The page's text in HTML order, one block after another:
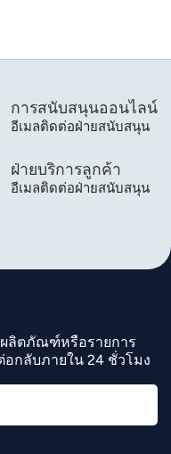
การสนับสนุนออนไลน์
อีเมลติดต่อฝ่ายสนับสนุน
ฝ่ายบริการลูกค้า
อีเมลติดต่อฝ่ายสนับสนุน
ลิตภัณฑ์หรือรายการ
อกลับภายใน 24 ชั่วโมง